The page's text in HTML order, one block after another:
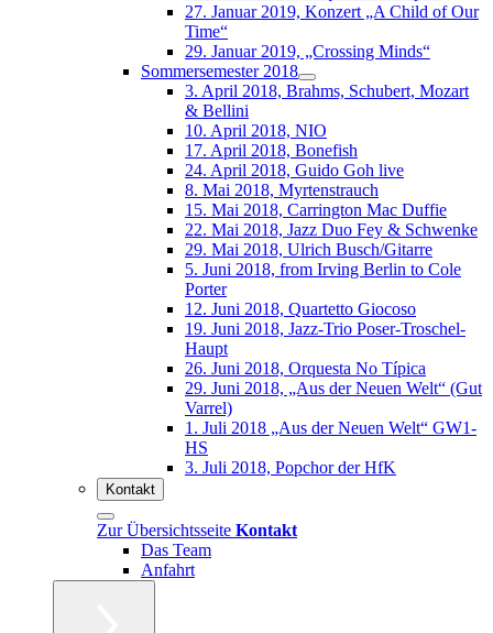
27. Januar 2019, Konzert „A Child of Our
Time“
29. Januar 2019, „Crossing Minds“
Sommersemester 2018
3. April 2018, Brahms, Schubert, Mozart
& Bellini
10. April 2018, NIO
17. April 2018, Bonefish
24. April 2018, Guido Goh live
8. Mai 2018, Myrtenstrauch
15. Mai 2018, Carrington Mac Duffie
22. Mai 2018, Jazz Duo Fey & Schwenke
29. Mai 2018, Ulrich Busch/Gitarre
5. Juni 2018, from Irving Berlin to Cole
Porter
12. Juni 2018, Quartetto Giocoso
19. Juni 2018, Jazz-Trio Poser-Troschel-
Haupt
26. Juni 2018, Orquesta No Típica
29. Juni 2018, „Aus der Neuen Welt“ (Gut
Varrel)
1. Juli 2018 „Aus der Neuen Welt“ GW1-
HS
3. Juli 2018, Popchor der HfK
Kontakt
Zur Übersichtsseite Kontakt
Das Team
Anfahrt